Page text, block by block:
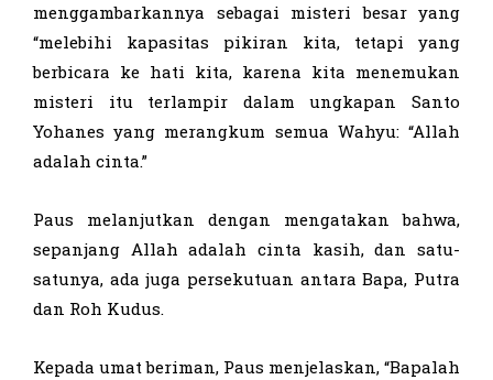
menggambarkannya sebagai misteri besar yang
“melebihi kapasitas pikiran kita, tetapi yang
berbicara ke hati kita, karena kita menemukan
misteri itu terlampir dalam ungkapan Santo
Yohanes yang merangkum semua Wahyu: “Allah
adalah cinta.”
Paus melanjutkan dengan mengatakan bahwa,
sepanjang Allah adalah cinta kasih, dan satu-
satunya, ada juga persekutuan antara Bapa, Putra
dan Roh Kudus.
Kepada umat beriman, Paus menjelaskan, “Bapalah